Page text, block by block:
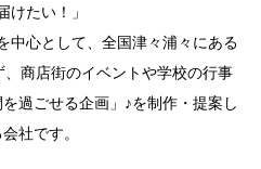
けたい！」
中心として、全国津々浦々にある
商店街のイベントや学校の行事
過ごせる企画」♪を制作・提案し
社です。